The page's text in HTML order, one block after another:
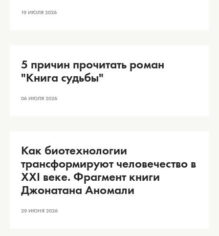
19 ИЮЛЯ 2026
5 причин прочитать роман
"Книга судьбы"
06 ИЮЛЯ 2026
Как биотехнологии
трансформируют человечество в
XXI веке. Фрагмент книги
Джонатана Аномали
29 ИЮНЯ 2026